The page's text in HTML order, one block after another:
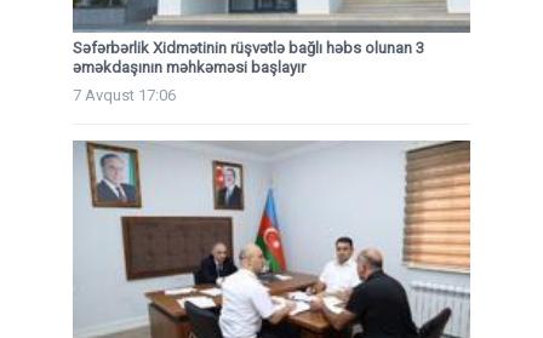
Səfərbərlik Xidmətinin rüşvətlə bağlı həbs olunan 3
əməkdaşının məhkəməsi başlayır
7 Avqust 17:06